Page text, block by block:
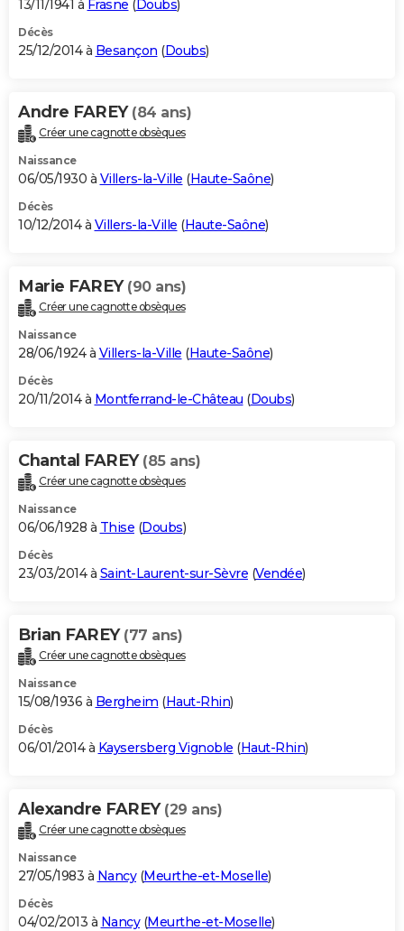
13/11/1941 à Frasne ( Doubs)
Décès
25/12/2014 à Besançon (Doubs)
Andre FAREY (84 ans)
Créer une cagnotte obsèques
Naissance
06/05/1930 à Villers-la-Ville (Haute-Saône)
Décès
10/12/2014 à Villers-la-Ville (Haute-Saône)
Marie FAREY (90 ans)
Créer une cagnotte obsèques
Naissance
28/06/1924 à Villers-la-Ville (Haute-Saône)
Décès
20/11/2014 à Montferrand-le-Château (Doubs)
Chantal FAREY (85 ans)
Créer une cagnotte obsèques
Naissance
06/06/1928 à Thise (Doubs)
Décès
23/03/2014 à Saint-Laurent-sur-Sèvre (Vendée)
Brian FAREY (77 ans)
Créer une cagnotte obsèques
Naissance
15/08/1936 à Bergheim (Haut-Rhin)
Décès
06/01/2014 à Kaysersberg Vignoble (Haut-Rhin)
Alexandre FAREY (29 ans)
Créer une cagnotte obsèques
Naissance
27/05/1983 à Nancy(Meurthe-et-Moselle)
Décès
04/02/2013 à Nancy(Meurthe-et-Moselle)